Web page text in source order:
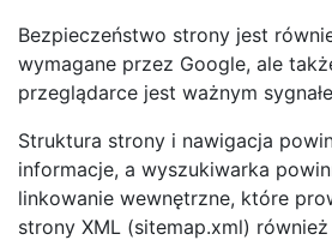
Bezpieczeństwo strony jest
wymagane przez Google, ale
przeglądarce jest ważnym
Struktura strony i nawigacja
informacje, a wyszukiwarka
linkowanie wewnętrzne, które
strony XML (sitemap.xml)